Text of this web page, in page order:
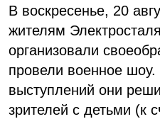
В воскресенье, 20
жителям
организовали
провели военное
выступлений они
зрителей с детьми (к